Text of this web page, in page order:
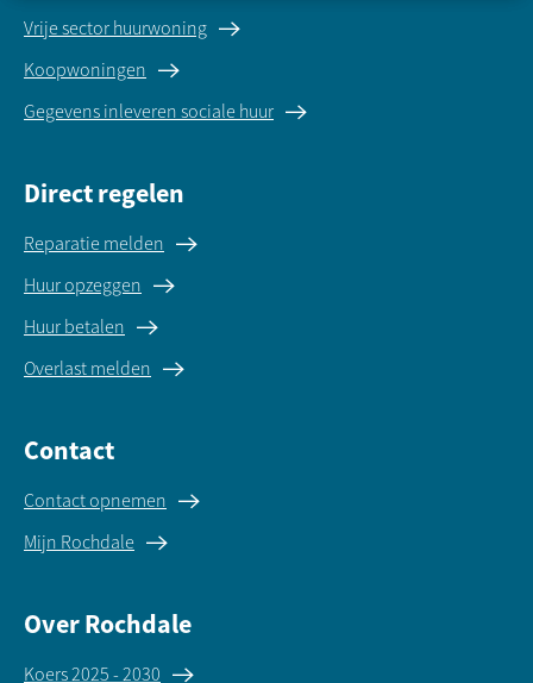
Vrije sector huurwoning
Koopwoningen
Gegevens inleveren sociale huur
Direct regelen
Reparatie melden
Huur opzeggen
Huur betalen
Overlast melden
Contact
Contact opnemen
Mijn Rochdale
Over Rochdale
Koers 2025 - 2030